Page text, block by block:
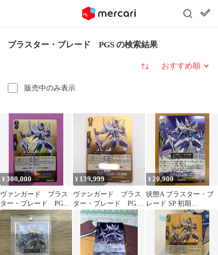
ブラスター・ブレード PGS の検索結果
販売中のみ表示
並び替え
¥300,000
ヴァンガード ブラス
ター・ブレード PGS
NO2
¥ 139,999
ヴァンガード ブラス
ター・ブレード PGS
伝説の先導者達 シリ
アル
¥ 20,900
状態A ブラスター・ブ
レード SP 初期
BT01/S02 ヴァンガード